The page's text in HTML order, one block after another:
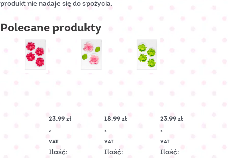
produkt nie nadaje się do spożycia.
Polecane produkty
Nr
Art.:
23.99 zł
z
VAT
Ilość:
Różowa
Nr
2103
18.99zł
z
VAT
Ilość:
Nr
Art.:
23.99zł
z
VAT
Ilość: